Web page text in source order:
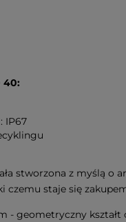
40:
IP67
stworzona z myślą
czemu staje się
geometryczny kształt